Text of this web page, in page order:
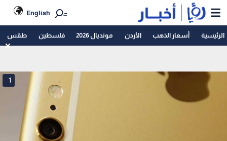
English
الرئيسية أسعار الذهب الأردن مونديال 2026 فلسطين طقس
1